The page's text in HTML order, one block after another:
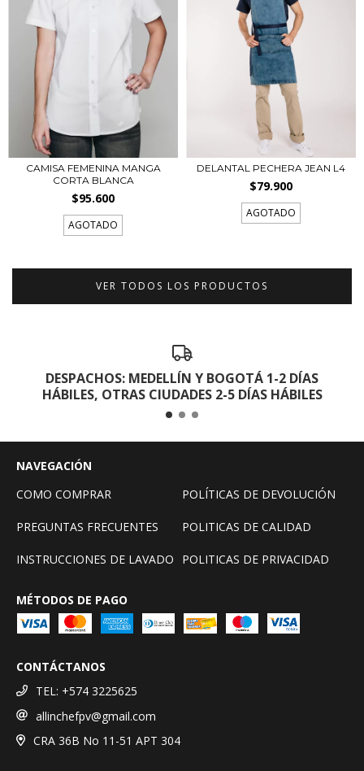
CAMISA FEMENINA MANGA
CORTA BLANCA
$95.600
AGOTADO
DELANTAL PECHERA JEAN L4
$79.900
AGOTADO
VER TODOS LOS PRODUCTOS
DESPACHOS: MEDELLÍN Y BOGOTÁ 1-2 DÍAS
HÁBILES, OTRAS CIUDADES 2-5 DÍAS HÁBILES
NAVEGACIÓN
COMO COMPRAR
POLÍTICAS DE DEVOLUCIÓN
PREGUNTAS FRECUENTES POLITICAS DE CALIDAD
INSTRUCCIONES DE LAVADO POLITICAS DE PRIVACIDAD
MÉTODOS DE PAGO
CONTÁCTANOS
TEL: +574 3225625
allinchefpv@gmail.com
CRA 36B No 11-51 APT 304